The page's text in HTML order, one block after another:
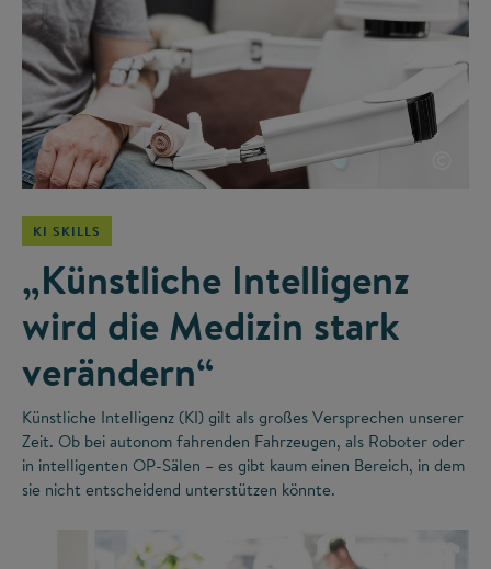
KI SKILLS
„Künstliche Intelligenz
wird die Medizin stark
verändern“
Künstliche Intelligenz (KI) gilt als großes Versprechen unserer
Zeit. Ob bei autonom fahrenden Fahrzeugen, als Roboter oder
in intelligenten OP-Sälen – es gibt kaum einen Bereich, in dem
sie nicht entscheidend unterstützen könnte.